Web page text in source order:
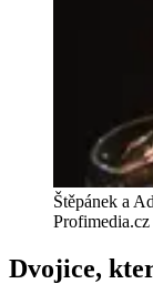
Štěpánek a
Profimedia.cz
Dvojice,